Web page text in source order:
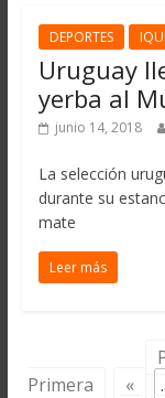
DEPORTES
Uruguay
yerba al
junio 14, 2018
La selección
durante su
mate
Leer más
Primera
«